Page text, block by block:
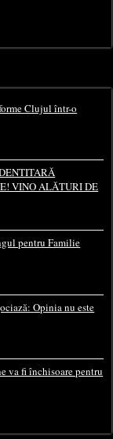
Clujul într-o
VINO ALĂTURI DE
pentru Familie
Opinia nu este
va fi închisoare pentru